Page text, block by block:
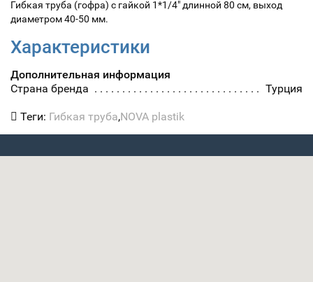
Гибкая труба (гофра) с гайкой 1*1/4" длинной 80 см, выход
диаметром 40-50 мм.
Характеристики
Дополнительная информация
Страна бренда
Турция
Теги: Гибкая труба,NOVA plastik